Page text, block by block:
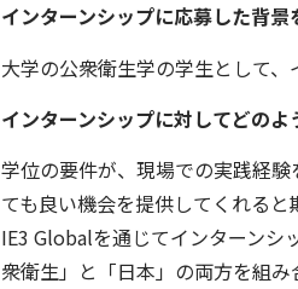
インターンシップに応募した背景
大学の公衆衛生学の学生として、
インターンシップに対してどの
学位の要件が、現場での実践経
ても良い機会を提供してくれると
IE3 Globalを通じてインターンシ
衆衛生」と「日本」の両方を組